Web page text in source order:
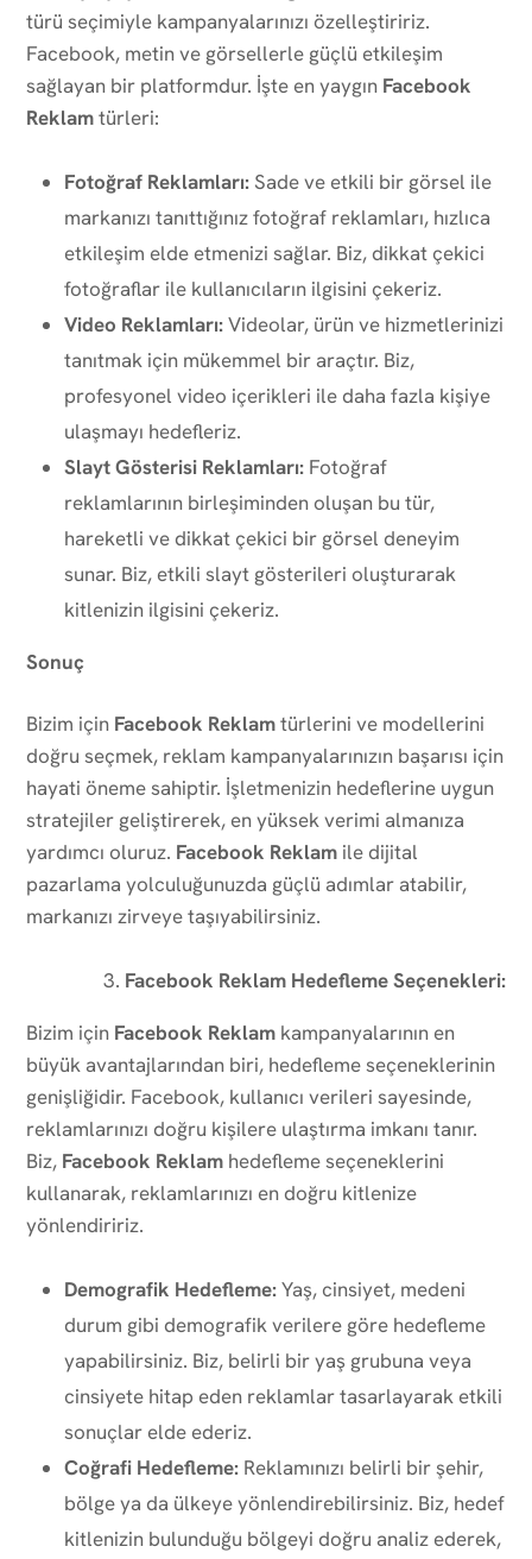
türü seçimiyle kampanyalarınızı özelleştiririz.
Facebook, metin ve görsellerle güçlü etkileşim
sağlayan bir platformdur. İşte en yaygın Facebook
Reklamtürleri:
Fotoğraf Reklamları: Sade ve etkili bir görsel ile
markanızı tanıttığınız fotoğraf reklamları, hızlıca
etkileşim elde etmenizi sağlar. Biz, dikkat çekici
fotoğraflar ile kullanıcıların ilgisini çekeriz.
Video Reklamları:Videolar, ürün ve hizmetlerinizi
tanıtmak için mükemmel bir araçtır. Biz,
profesyonel video içerikleri ile daha fazla kişiye
ulaşmayı hedefleriz.
Slayt Gösterisi Reklamları: Fotoğraf
reklamlarının birleşiminden oluşan bu tür,
hareketli ve dikkat çekici bir görsel deneyim
sunar. Biz, etkili slayt gösterileri oluşturarak
kitlenizin ilgisini çekeriz.
Sonuç
Bizim için Facebook Reklamtürlerini ve modellerini
doğru seçmek, reklam kampanyalarınızın başarısı için
hayati öneme sahiptir. İşletmenizin hedeflerine uygun
stratejiler geliştirerek, en yüksek verimi almanıza
yardımcı oluruz. Facebook Reklam ile dijital
pazarlama yolculuğunuzda güçlü adımlar atabilir,
markanızı zirveye taşıyabilirsiniz.
Facebook Reklam Hedefleme Seçenekleri:
Bizim için Facebook Reklam kampanyalarının en
büyük avantajlarından biri, hedefleme seçeneklerinin
genişliğidir. Facebook, kullanıcı verileri sayesinde,
reklamlarınızı doğru kişilere ulaştırma imkanı tanır.
Biz, Facebook Reklam hedefleme seçeneklerini
kullanarak, reklamlarınızı en doğru kitlenize
yönlendiririz.
Demografik Hedefleme:Yaş, cinsiyet, medeni
durum gibi demografik verilere göre hedefleme
yapabilirsiniz. Biz, belirli bir yaş grubuna veya
cinsiyete hitap eden reklamlar tasarlayarak etkili
sonuçlar elde ederiz.
Coğrafi Hedefleme: Reklamınızı belirli bir şehir,
bölge ya da ülkeye yönlendirebilirsiniz. Biz, hedef
kitlenizin bulunduğu bölgeyi doğru analiz ederek,